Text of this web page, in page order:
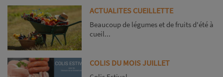
ACTUALITES CUEILLETTE
Beaucoup de légumes et de fruits d'été à
cueil...
COLIS DU MOIS JUILLET